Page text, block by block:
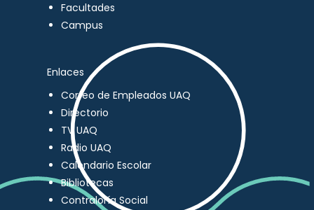
Facultades
Campus
Enlaces
Correo de Empleados UAQ
Directorio
TV UAQ
Radio UAQ
Calendario Escolar
Bibliotecas
Contraloría Social